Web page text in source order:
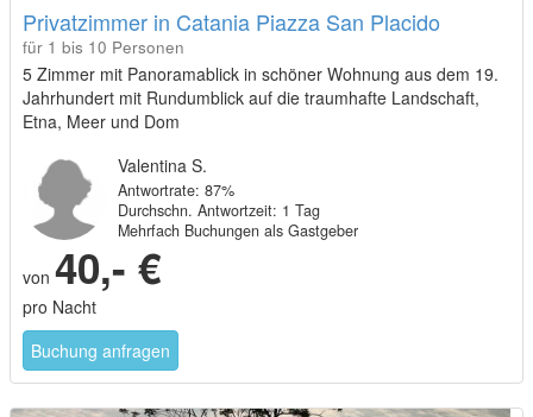
Privatzimmer in Catania Piazza San Placido
für 1 bis 10 Personen
5 Zimmer mit Panoramablick in schöner Wohnung aus dem 19.
Jahrhundert mit Rundumblick auf die traumhafte Landschaft,
Etna, Meer und Dom
Valentina S.
Antwortrate: 87%
Durchschn. Antwortzeit: 1 Tag
Mehrfach Buchungen als Gastgeber
von 40,- €
pro Nacht
Buchung anfragen